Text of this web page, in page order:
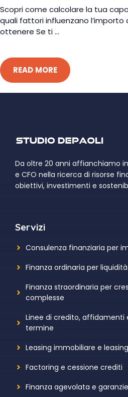
Scopri come calcolare la tua
quali fattori influenzano
ottenere Se ti ...
READ MORE
Da oltre 20 anni affianchiamo
e CFO nella ricerca di risorse
obiettivi, investimenti e
Servizi
Consulenza finanziaria per
Finanza ordinaria per
Finanza straordinaria per
complesse
Linee di credito, affidamenti
termine
Leasing immobiliare e
Factoring e cessione crediti
Finanza agevolata e